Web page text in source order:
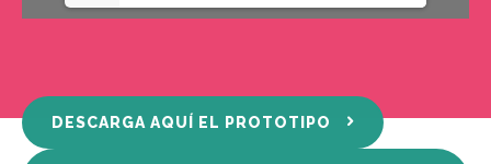
DESCARGA AQUÍ EL PROTOTIPO